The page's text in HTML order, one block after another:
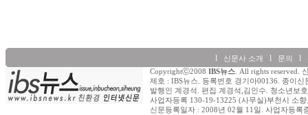
l 신문사 소개 l 문의 l
Copyrightⓒ2008 IBS뉴스. All rights reserved.
제호 : IBS뉴스. 등록번호 경기아00136. 종이신
발행인 계경석. 편집 계경석,김인수. 청소년보
사업자등록 130-19-13225 (사무실)부천시 소
신문등록일자 : 2008년 02월 11일. 사업자등록